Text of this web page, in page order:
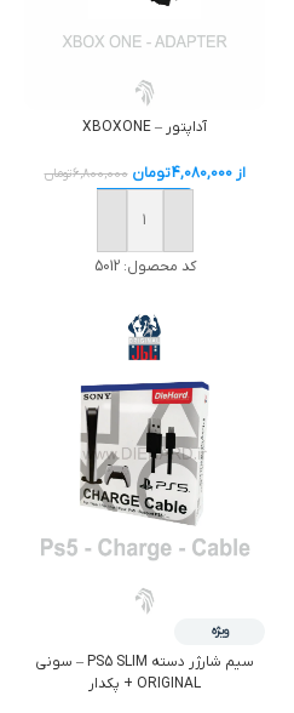
آداپتور – XBOXONE
از4,080,000تومان 6,800,000تومان
خرید
کد محصول:5012
ویژه
سيم شارژر دسته PS5 SLIM – سوني
ORIGINAL + پکدار